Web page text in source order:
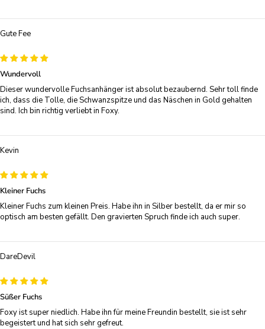
Gute Fee
Wundervoll
Dieser wundervolle Fuchsanhänger ist absolut bezaubernd. Sehr toll finde
ich, dass die Tolle, die Schwanzspitze und das Näschen in Gold gehalten
sind. Ich bin richtig verliebt in Foxy.
Kevin
Kleiner Fuchs
Kleiner Fuchs zum kleinen Preis. Habe ihn in Silber bestellt, da er mir so
optisch am besten gefällt. Den gravierten Spruch finde ich auch super.
DareDevil
Süßer Fuchs
Foxy ist super niedlich. Habe ihn für meine Freundin bestellt, sie ist sehr
begeistert und hat sich sehr gefreut.